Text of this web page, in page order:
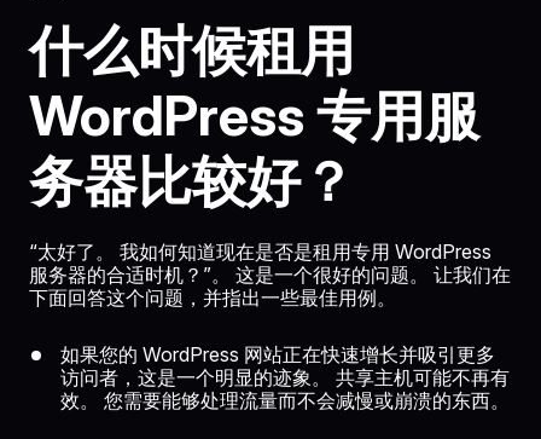
什么时候租用
WordPress 专用服
务器比较好？
“太好了。 我如何知道现在是否是租用专用 WordPress
服务器的合适时机？”。 这是一个很好的问题。 让我们在
下面回答这个问题，并指出一些最佳用例。
如果您的 WordPress 网站正在快速增长并吸引更多
访问者，这是一个明显的迹象。 共享主机可能不再有
效。 您需要能够处理流量而不会减慢或崩溃的东西。